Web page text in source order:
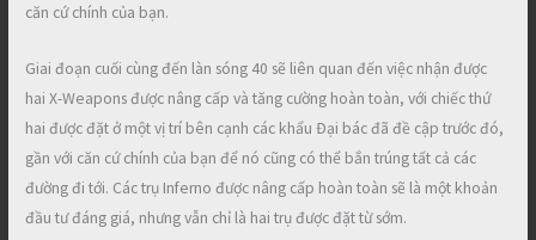
căn cứ chính của bạn.
Giai đoạn cuối cùng đến làn sóng 40 sẽ liên quan đến việc nhận được
hai X-Weapons được nâng cấp và tăng cường hoàn toàn, với chiếc thứ
hai được đặt ở một vị trí bên cạnh các khẩu Đại bác đã đề cập trước đó,
gần với căn cứ chính của bạn để nó cũng có thể bắn trúng tất cả các
đường đi tới. Các trụ Inferno được nâng cấp hoàn toàn sẽ là một khoản
đầu tư đáng giá, nhưng vẫn chỉ là hai trụ được đặt từ sớm.